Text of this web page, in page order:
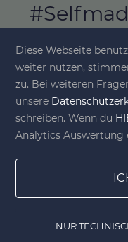
© diy-family.com -
Diese Webseite
weiter nutzen,
zu. Bei weiteren
unsere
schreiben. Wenn du
Analytics Auswertung
NUR